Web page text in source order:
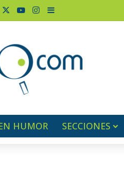
YouTubeInstagram
Barra lateral
HUMOR SECCIONES